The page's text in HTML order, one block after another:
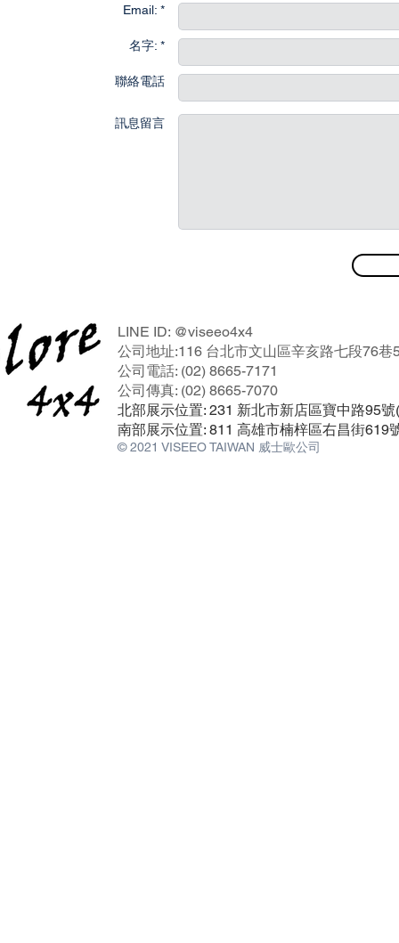
Email: *
名字: *
聯絡電話
訊息留言
LINE ID: @viseeo4x4
公司地址:116 台北市文山區辛亥路七段76巷
公司電話: (02) 8665-7171
公司傳真: (02) 8665-7070
北部展示位置: 231 新北市新店區寶中路95
南部展示位置: 811 高雄市楠梓區右昌街619
© 2021 VISEEO TAIWAN 威士歐公司